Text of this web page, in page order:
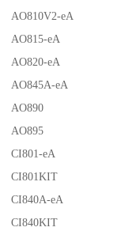
AO810V2-eA
AO815-eA
AO820-eA
AO845A-eA
AO890
AO895
CI801-eA
CI801KIT
CI840A-eA
CI840KIT